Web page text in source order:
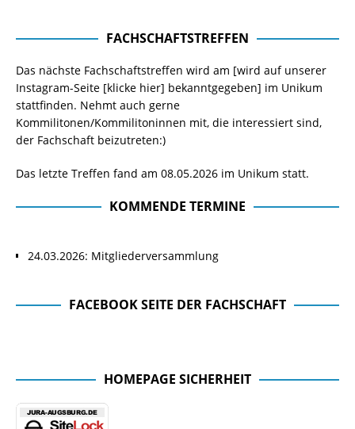
FACHSCHAFTSTREFFEN
Das nächste Fachschaftstreffen wird am [wird auf unserer
Instagram-Seite [klicke hier] bekanntgegeben] im Unikum
stattfinden. Nehmt auch gerne
Kommilitonen/Kommilitoninnen mit, die interessiert sind,
der Fachschaft beizutreten:)
Das letzte Treffen fand am 08.05.2026 im Unikum statt.
KOMMENDE TERMINE
24.03.2026: Mitgliederversammlung
FACEBOOK SEITE DER FACHSCHAFT
HOMEPAGE SICHERHEIT